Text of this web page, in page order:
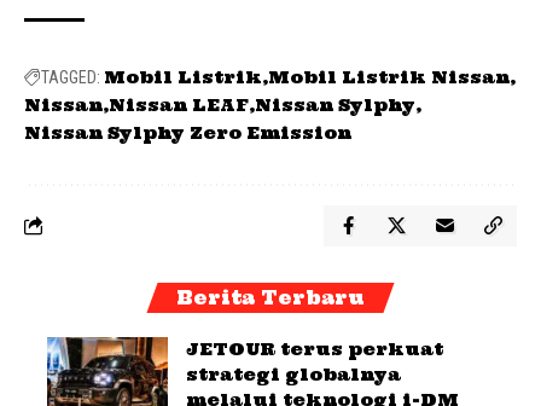
TAGGED: Mobil Listrik Mobil Listrik Nissan
Nissan Nissan LEAF Nissan Sylphy
Nissan Sylphy Zero Emission
Berita Terbaru
JETOUR terus perkuat
strategi globalnya
melalui teknologi i-DM